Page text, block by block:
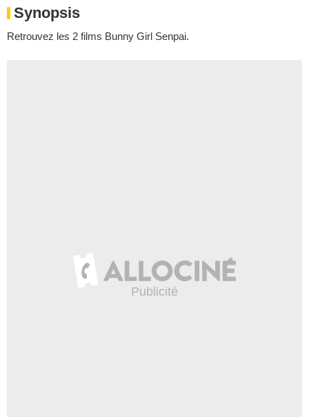
Synopsis
Retrouvez les 2 films Bunny Girl Senpai.